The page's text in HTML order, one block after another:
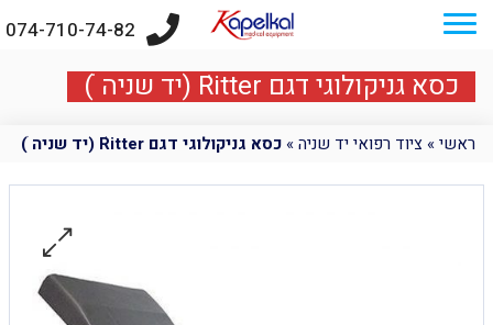
074-710-74-82
כסא גניקולוגי דגם Ritter ׁ(יד שניה ׂ)
ראשי» ציוד רפואי יד שניה» כסא גניקולוגי דגם Ritter ׁ(יד שניה ׂ)